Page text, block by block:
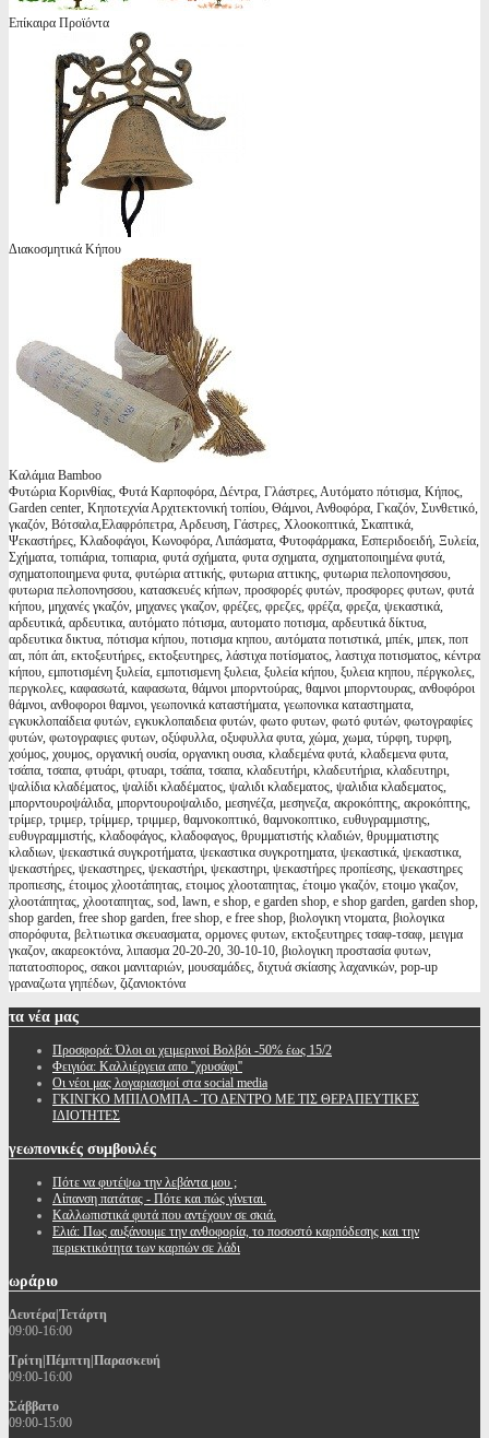
Επίκαιρα Προϊόντα
Διακοσμητικά Κήπου
Καλάμια Bamboo
Φυτώρια Κορινθίας, Φυτά Καρποφόρα, Δέντρα, Γλάστρες, Αυτόματο πότισμα, Κήπος,
Garden center, Κηποτεχνία Αρχιτεκτονική τοπίου, Θάμνοι, Ανθοφόρα, Γκαζόν, Συνθετικό,
γκαζόν, Βότσαλα,Ελαφρόπετρα, Αρδευση, Γάστρες, Χλοοκοπτικά, Σκαπτικά,
Ψεκαστήρες, Κλαδοφάγοι, Κωνοφόρα, Λιπάσματα, Φυτοφάρμακα, Εσπεριδοειδή, Ξυλεία,
Σχήματα, τοπιάρια, τοπιαρια, φυτά σχήματα, φυτα σχηματα, σχηματοποιημένα φυτά,
σχηματοποιημενα φυτα, φυτώρια αττικής, φυτωρια αττικης, φυτωρια πελοπονησσου,
φυτωρια πελοπονησσου, κατασκευές κήπων, προσφορές φυτών, προσφορες φυτων, φυτά
κήπου, μηχανές γκαζόν, μηχανες γκαζον, φρέζες, φρεζες, φρέζα, φρεζα, ψεκαστικά,
αρδευτικά, αρδευτικα, αυτόματο πότισμα, αυτοματο ποτισμα, αρδευτικά δίκτυα,
αρδευτικα δικτυα, πότισμα κήπου, ποτισμα κηπου, αυτόματα ποτιστικά, μπέκ, μπεκ, ποπ
απ, πόπ άπ, εκτοξευτήρες, εκτοξευτηρες, λάστιχα ποτίσματος, λαστιχα ποτισματος, κέντρα
κήπου, εμποτισμένη ξυλεία, εμποτισμενη ξυλεια, ξυλεία κήπου, ξυλεια κηπου, πέργκολες,
περγκολες, καφασωτά, καφασωτα, θάμνοι μπορντούρας, θαμνοι μπορντουρας, ανθοφόροι
θάμνοι, ανθοφοροι θαμνοι, γεωπονικά καταστήματα, γεωπονικα καταστηματα,
εγκυκλοπαίδεια φυτών, εγκυκλοπαιδεια φυτών, φωτο φυτων, φωτό φυτών, φωτογραφίες
φυτών, φωτογραφιες φυτων, οξύφυλλα, οξυφυλλα φυτα, χώμα, χωμα, τύρφη, τυρφη,
χούμος, χουμος, οργανική ουσία, οργανικη ουσια, κλαδεμένα φυτά, κλαδεμενα φυτα,
τσάπα, τσαπα, φτυάρι, φτυαρι, τσάπα, τσαπα, κλαδευτήρι, κλαδευτήρια, κλαδευτηρι,
ψαλίδια κλαδέματος, ψαλίδι κλαδέματος, ψαλιδι κλαδεματος, ψαλιδια κλαδεματος,
μπορντουροψάλιδα, μπορντουροψαλιδο, μεσηνέζα, μεσηνεζα, ακροκόπτης, ακροκόπτης,
τρίμερ, τριμερ, τρίμμερ, τριμμερ, θαμνοκοπτικό, θαμνοκοπτικο, ευθυγραμμιστης,
ευθυγραμμιστής, κλαδοφάγος, κλαδοφαγος, θρυμματιστής κλαδιών, θρυμματιστης
κλαδιων, ψεκαστικά συγκροτήματα, ψεκαστικα συγκροτηματα, ψεκαστικά, ψεκαστικα,
ψεκαστήρες, ψεκαστηρες, ψεκαστήρι, ψεκαστηρι, ψεκαστήρες προπίεσης, ψεκαστηρες
προπιεσης, έτοιμος χλοοτάπητας, ετοιμος χλοοταπητας, έτοιμο γκαζόν, ετοιμο γκαζον,
χλοοτάπητας, χλοοταπητας, sod, lawn, e shop, e garden shop, e shop garden, garden shop,
shop garden, free shop garden, free shop, e free shop, βιολογικη ντοματα, βιολογικα
σπορόφυτα, βελτιωτικα σκευασματα, ορμονες φυτων, εκτοξευτηρες τσαφ-τσαφ, μειγμα
γκαζον, ακαρεοκτόνα, λιπασμα 20-20-20, 30-10-10, βιολογικη προστασία φυτων,
πατατοσπορος, σακοι μανιταριών, μουσαμάδες, διχτυά σκίασης λαχανικών, pop-up
γραναζωτα γηπέδων, ζιζανιοκτόνα
τα νέα μας
Προσφορά: Όλοι οι χειμερινοί Βολβόι -50% έως 15/2
Φειγιόα: Καλλιέργεια απο ''χρυσάφι''
Oι νέοι μας λογαριασμοί στα social media
ΓΚΙΝΓΚΟ ΜΠΙΛΟΜΠΑ - ΤΟ ΔΕΝΤΡΟ ΜΕ ΤΙΣ ΘΕΡΑΠΕΥΤΙΚΕΣ
ΙΔΙΟΤΗΤΕΣ
γεωπονικές συμβουλές
Πότε να φυτέψω την λεβάντα μου ;
Λίπανση πατάτας - Πότε και πώς γίνεται.
Καλλωπιστικά φυτά που αντέχουν σε σκιά.
Ελιά: Πως αυξάνουμε την ανθοφορία, το ποσοστό καρπόδεσης και την
περιεκτικότητα των καρπών σε λάδι
ωράριο
Δευτέρα|Τετάρτη
09:00-16:00
Τρίτη|Πέμπτη|Παρασκευή
09:00-16:00
Σάββατο
09:00-15:00